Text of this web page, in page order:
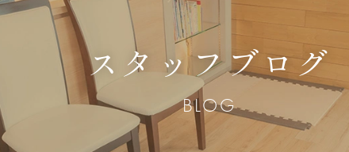
スタッフブログ
BLOG